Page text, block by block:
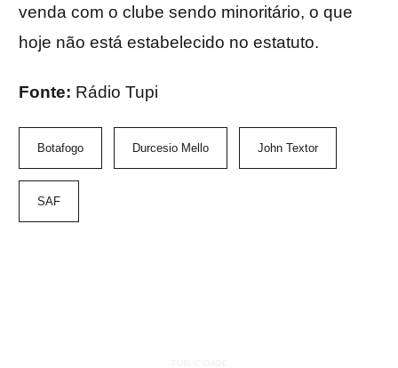
venda com o clube sendo minoritário, o que
hoje não está estabelecido no estatuto.
Fonte: Rádio Tupi
Botafogo Durcesio Mello John Textor
SAF